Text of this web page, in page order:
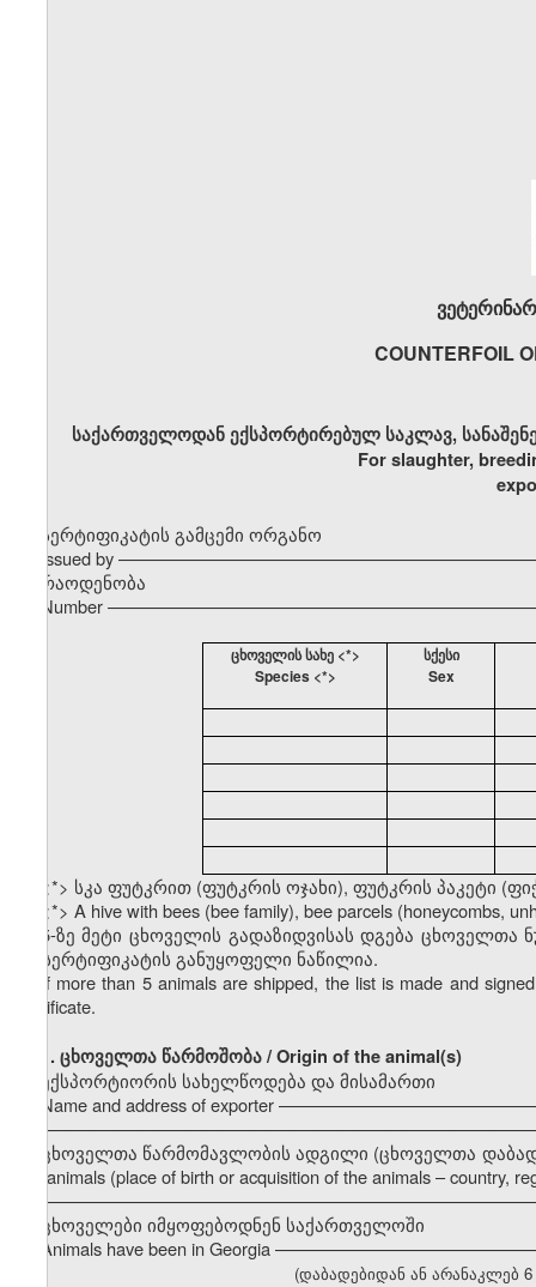
COUNTERFOIL
საქართველოდან ექსპორტირებულ საკლავ,
For slaughter,
სერტიფიკატის გამცემი ორგანო
Issued by
რაოდენობა
Number
ცხოველის სახე <*>
Species <*>
სქესი
Sex
<*> სკა ფუტკრით (ფუტკრის ოჯახი), ფუტკრის პაკეტი
<*> A hive with bees (bee family), bee parcels (honeycombs,
5-ზე მეტი ცხოველის გადაზიდვისას დგება
ამ სერტიფიკატის განუყოფელი ნაწილია.
If more than 5 animals are shipped, the list is made and
certificate.
1. ცხოველთა წარმოშობა / Origin of the animal(s)
ექსპორტიორის სახელწოდება და მისამართი
Name and address of exporter
ცხოველთა წარმომავლობის ადგილი (ცხოველთა
the animals (place of birth or acquisition of the animals – country,
ცხოველები იმყოფებოდნენ საქართველოში
Animals have been in Georgia
(დაბადებიდან ან არანაკლებ 6